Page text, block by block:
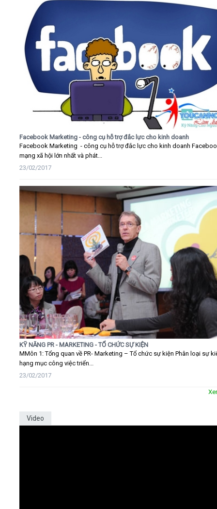
Facebook Marketing - công cụ hỗ trợ đắc lực cho kinh doanh
Facebook Marketing - công cụ hỗ trợ đắc lực cho kinh doanh
mạng xã hội lớn nhất và phát...
23/02/2017
KỸ NĂNG PR - MARKETING - TỔ CHỨC SỰ KIỆN
MMôn 1: Tổng quan về PR- Marketing – Tổ chức sự kiện Phân loại sự
hạng mục công việc triển...
23/02/2017
Video